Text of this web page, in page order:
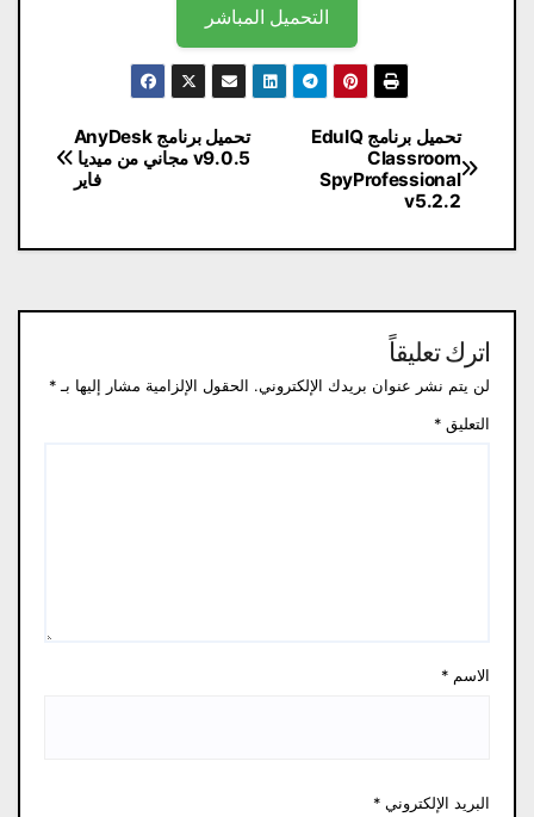
التحميل المباشر
تصفّح
المقالات
تحميل برنامج AnyDesk
v9.0.5 مجاني من ميديا ​​
فاير
تحميل برنامج EduIQ
Classroom
SpyProfessional
v5.2.2
اترك تعليقاً
لن يتم نشر عنوان بريدك الإلكتروني. الحقول الإلزامية مشار إليها بـ *
التعليق *
الاسم *
البريد الإلكتروني *